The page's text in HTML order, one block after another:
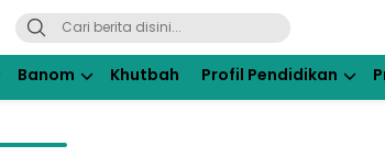
Ulama Kraksaan
Banom Khutbah Profil Pendidikan